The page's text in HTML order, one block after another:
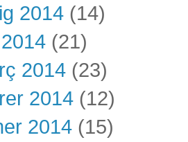
2014 (14)
(21)
2014 (23)
2014 (12)
2014 (15)